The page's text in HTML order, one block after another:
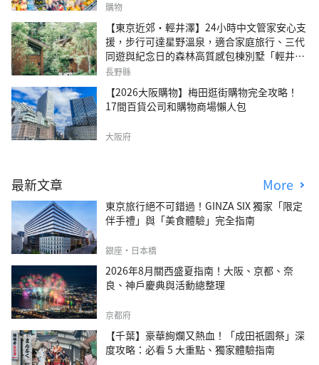
購物
【東京近郊・輕井澤】24小時中文管家安心支
援，步行可達星野溫泉，適合家庭旅行、三代
同遊與紀念日的森林高質感包棟別墅「輕井澤
森四季VILLA」
長野縣
【2026大阪購物】梅田逛街購物完全攻略！
17間百貨公司和購物商場懶人包
大阪府
最新文章 More
東京旅行絕不可錯過！GINZA SIX 獨家「限定
伴手禮」與「美食體驗」完全指南
銀座・日本橋
2026年8月關西盛夏指南！大阪、京都、奈
良、神戶慶典與活動總整理
京都府
【千葉】豪華絢爛又熱血！「成田祇園祭」深
度攻略：必看 5 大重點、獨家體驗指南